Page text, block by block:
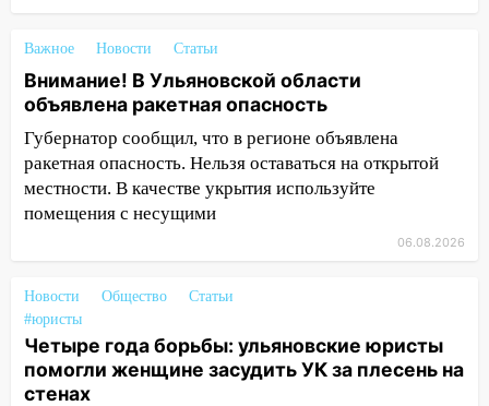
экстрим: в Ульяновске пройдет
большой фестиваль «Наше время»
17:30
Где есть бензин в Ульяновске 5
августа после рабочего дня: список АЗС
17:05 «Обыск» по видеосвязи: в
Ульяновске задержали 19-летнюю
Вешкайме посиделки с судимым
знакомым закончились для женщины
больницей
16:06
18-летняя девушка без прав
Важное Новости Статьи
Внимание! В Ульяновской области
объявлена ракетная опасность
Губернатор сообщил, что в регионе объявлена
ракетная опасность. Нельзя оставаться на открытой
местности. В качестве укрытия используйте
помещения с несущими
06.08.2026
Новости Общество
Статьи
#юристы
Четыре года борьбы: ульяновские юристы
помогли женщине засудить УК за плесень на
стенах